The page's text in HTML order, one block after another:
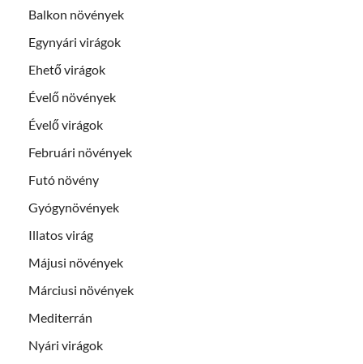
Balkon növények
Egynyári virágok
Ehető virágok
Évelő növények
Évelő virágok
Februári növények
Futó növény
Gyógynövények
Illatos virág
Májusi növények
Márciusi növények
Mediterrán
Nyári virágok